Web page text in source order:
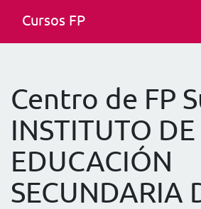
Cursos FP
Centro de FP
INSTITUTO DE
EDUCACIÓN
SECUNDARIA